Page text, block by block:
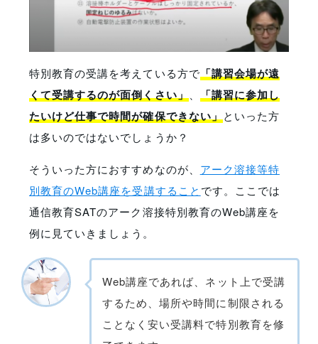
特別教育の受講を考えている方で「講習会場が遠
くて受講するのが面倒くさい」
「講習に参加し
たいけど仕事で時間が確保できない」といった方
は多いのではないでしょうか？
そういった方におすすめなのが、 アーク溶接等特
別教育のWeb講座を受講すること です。ここでは
通信教育SATのアーク溶接特別教育のWeb講座を
例に見ていきましょう。
Web講座であれば、ネット上で受講
するため、場所や時間に制限される
ことなく安い受講料で特別教育を修